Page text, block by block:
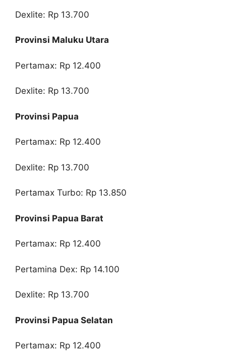
Dexlite: Rp 13.700
Provinsi Maluku Utara
Pertamax: Rp 12.400
Dexlite: Rp 13.700
Provinsi Papua
Pertamax: Rp 12.400
Dexlite: Rp 13.700
Pertamax Turbo: Rp 13.850
Provinsi Papua Barat
Pertamax: Rp 12.400
Pertamina Dex: Rp 14.100
Dexlite: Rp 13.700
Provinsi Papua Selatan
Pertamax: Rp 12.400